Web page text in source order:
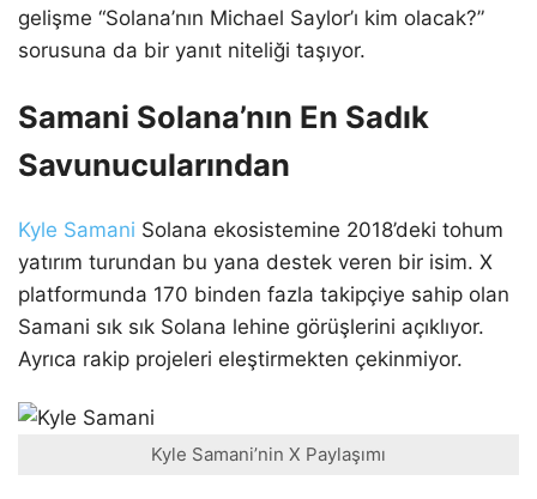
gelişme “Solana’nın Michael Saylor’ı kim olacak?”
sorusuna da bir yanıt niteliği taşıyor.
Samani Solana’nın En Sadık
Savunucularından
Kyle Samani Solana ekosistemine 2018’deki tohum
yatırım turundan bu yana destek veren bir isim. X
platformunda 170 binden fazla takipçiye sahip olan
Samani sık sık Solana lehine görüşlerini açıklıyor.
Ayrıca rakip projeleri eleştirmekten çekinmiyor.
Kyle Samani’nin X Paylaşımı